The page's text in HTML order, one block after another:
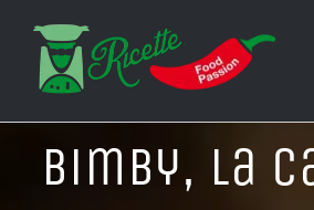
contenuto
Bimby, La